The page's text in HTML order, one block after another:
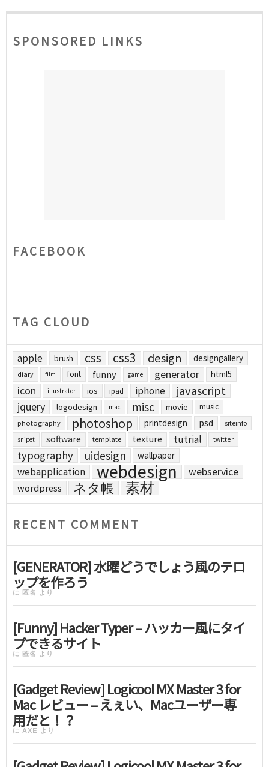
SPONSORED LINKS
FACEBOOK
TAG CLOUD
apple brush css css3 design designgallery
diary film font funny game generator html5
icon illustrator ios ipad iphone javascript
jquery logodesign mac misc movie music
photography photoshop printdesign psd siteinfo
snipet software template texture tutrial twitter
typography uidesign wallpaper
webapplication webdesign webservice
wordpress ネタ帳 素材
RECENT COMMENT
[GENERATOR] 水曜どうでしょう風のテロ
ップを作ろう
に 匿名 より
[Funny] Hacker Typer – ハッカー風にタイ
プできるサイト
に 匿名 より
[Gadget Review] Logicool MX Master 3 for
Mac レビュー – えぇい、Macユーザー専
用だと！？
に AXE より